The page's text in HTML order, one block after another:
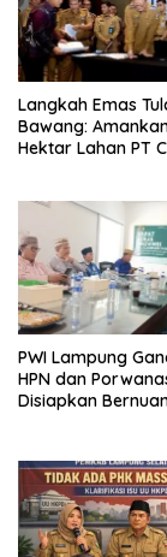
Langkah Emas
Bawang:
Hektar Lahan PT
PWI Lampung
HPN dan
Disiapkan